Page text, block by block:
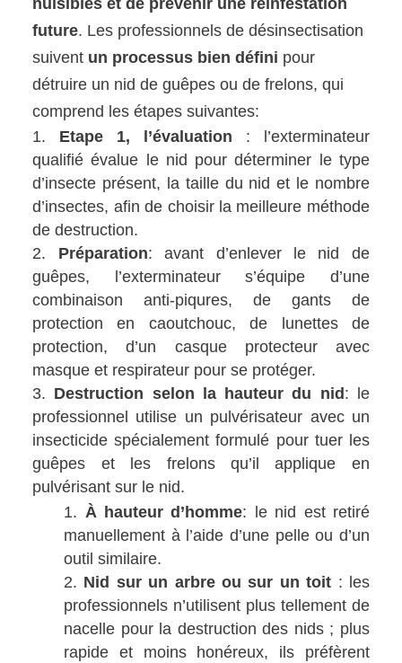
future. Les professionnels de désinsectisation
suivent un processus bien défini pour
détruire un nid de guêpes ou de frelons, qui
comprend les étapes suivantes:
Etape 1, l’évaluation : l’exterminateur
qualifié évalue le nid pour déterminer le type
d’insecte présent, la taille du nid et le nombre
d’insectes, afin de choisir la meilleure méthode
de destruction.
Préparation: avant d’enlever le nid de
guêpes, l’exterminateur s’équipe d’une
combinaison anti-piqures, de gants de
protection en caoutchouc, de lunettes de
protection, d’un casque protecteur avec
masque et respirateur pour se protéger.
Destruction selon la hauteur du nid: le
professionnel utilise un pulvérisateur avec un
insecticide spécialement formulé pour tuer les
guêpes et les frelons qu’il applique en
pulvérisant sur le nid.
À hauteur d’homme: le nid est retiré
manuellement à l’aide d’une pelle ou d’un
outil similaire.
Nid sur un arbre ou sur un toit : les
professionnels n’utilisent plus tellement de
nacelle pour la destruction des nids ; plus
rapide et moins honéreux, ils préfèrent